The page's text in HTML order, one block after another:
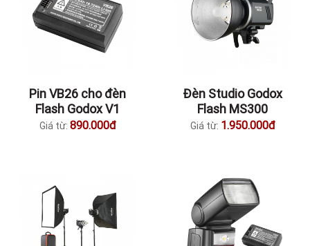
Pin VB26 cho đèn
Flash Godox V1
Giá từ: 890.000đ
Đèn Studio Godox
Flash MS300
Giá từ: 1.950.000đ